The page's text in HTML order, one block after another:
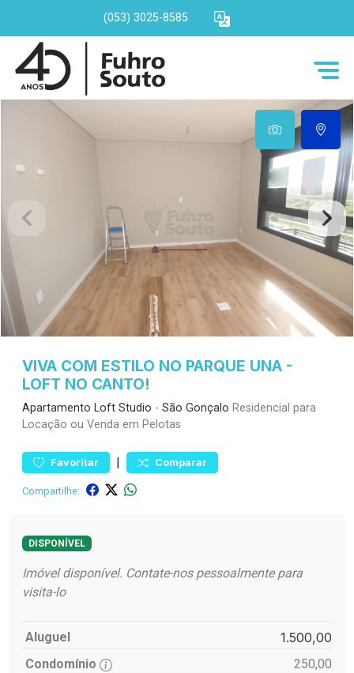
(053) 3025-8585
VIVA COM ESTILO NO PARQUE UNA -
LOFT NO CANTO!
Apartamento Loft Studio - São Gonçalo Residencial para
Locação ou Venda em Pelotas
Favoritar | Comparar
Compartilhe:
DISPONÍVEL
Imóvel disponível. Contate-nos pessoalmente para
visita-lo
Aluguel 1.500,00
Condomínio
250,00